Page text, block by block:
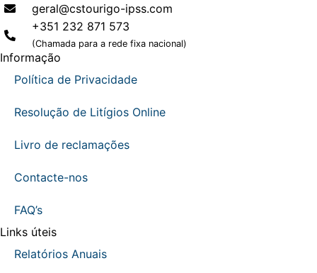
geral@cstourigo-ipss.com
+351 232 871 573
(Chamada para a rede fixa nacional)
Informação
Política de Privacidade
Resolução de Litígios Online
Livro de reclamações
Contacte-nos
FAQ’s
Links úteis
Relatórios Anuais